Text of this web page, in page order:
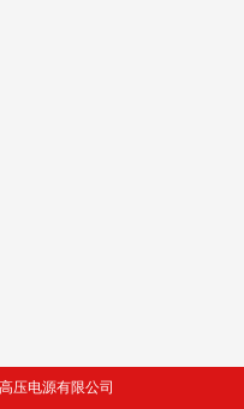
压电源有限公司